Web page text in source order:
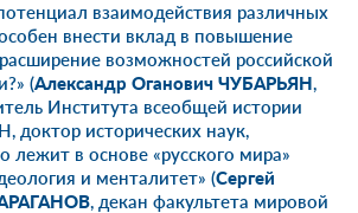
взаимодействия различных
внести вклад в повышение
возможностей российской
(Александр Оганович ЧУБАРЬЯН,
Института всеобщей истории
доктор исторических наук,
лежит в основе «русского мира»
и менталитет» (Сергей
, декан факультета мировой